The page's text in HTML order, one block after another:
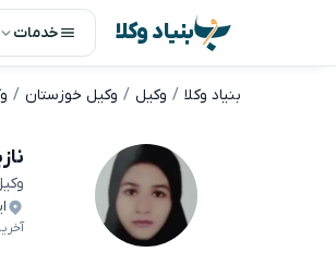
بنیاد وکلا خدمات
بنیاد وکلا وکیل وکیل خوزستان
آخرین